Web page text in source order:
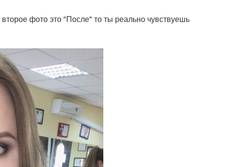
фото это "После" то ты реально чувствуешь